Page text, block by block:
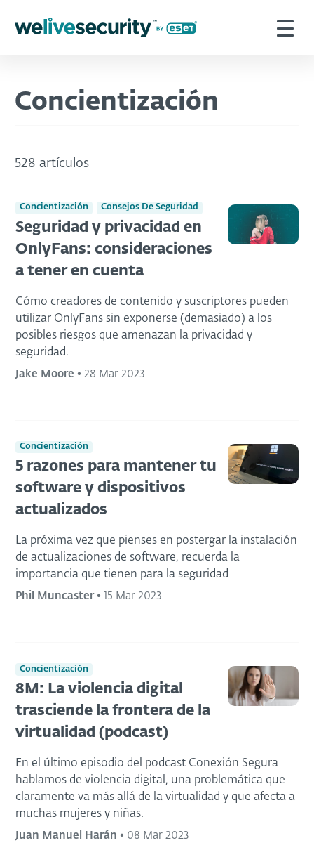
Concientización
528 artículos
Concientización Consejos De Seguridad
Seguridad y privacidad en
OnlyFans: consideraciones
a tener en cuenta
Cómo creadores de contenido y suscriptores pueden
utilizar OnlyFans sin exponerse (demasiado) a los
posibles riesgos que amenazan la privacidad y
seguridad.
Jake Moore • 28 Mar 2023
Concientización
5 razones para mantener tu
software y dispositivos
actualizados
La próxima vez que pienses en postergar la instalación
de actualizaciones de software, recuerda la
importancia que tienen para la seguridad
Phil Muncaster• 15 Mar 2023
Concientización
8M: La violencia digital
trasciende la frontera de la
virtualidad (podcast)
En el último episodio del podcast Conexión Segura
hablamos de violencia digital, una problemática que
claramente va más allá de la virtualidad y que afecta a
muchas mujeres y niñas.
Juan Manuel Harán • 08 Mar 2023